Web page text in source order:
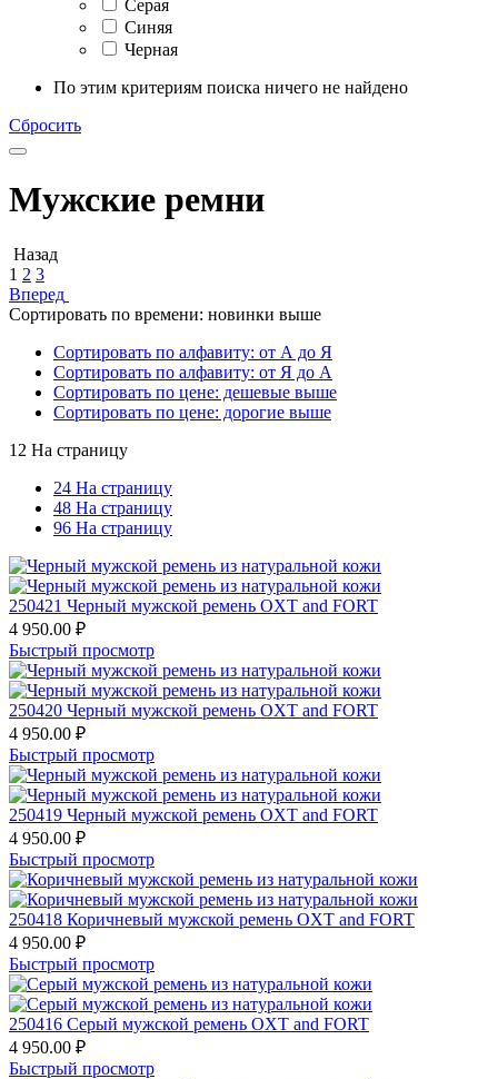
Серая
Синяя
Черная
По этим критериям поиска ничего не найдено
Сбросить
Мужские ремни
Назад
1 2 3
Вперед
Сортировать по времени: новинки выше
Сортировать по алфавиту: от А до Я
Сортировать по алфавиту: от Я до А
Сортировать по цене: дешевые выше
Сортировать по цене: дорогие выше
12 На страницу
24 На страницу
48 На страницу
96 На страницу
250421 Черный мужской ремень OXT and FORT
4 950.00 ₽
Быстрый просмотр
250420 Черный мужской ремень OXT and FORT
4 950.00 ₽
Быстрый просмотр
250419 Черный мужской ремень OXT and FORT
4 950.00 ₽
Быстрый просмотр
250418 Коричневый мужской ремень OXT and FORT
4 950.00 ₽
Быстрый просмотр
250416 Серый мужской ремень OXT and FORT
4 950.00 ₽
Быстрый просмотр